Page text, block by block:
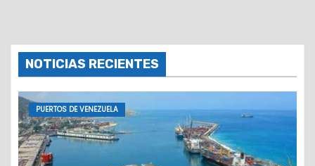
NOTICIAS RECIENTES
PUERTOS DE VENEZUELA